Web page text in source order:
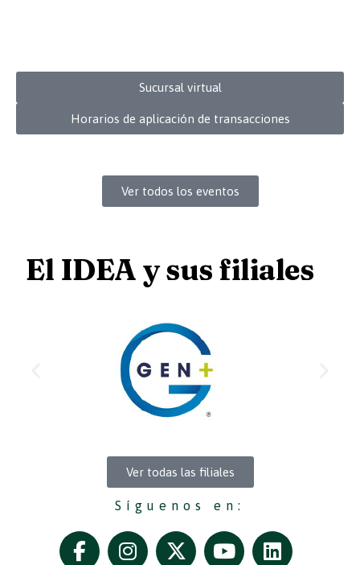
Sucursal virtual
Horarios de aplicación de transacciones
Ver todos los eventos
El IDEA y sus filiales
Ver todas las filiales
Síguenos en: